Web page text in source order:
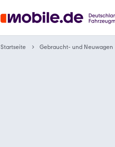
Startseite Gebraucht- und Neuwagen